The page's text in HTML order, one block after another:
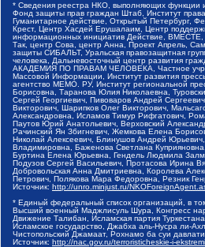
* Сведения реестра НКО, выполняющих функции
Фонд защиты прав граждан Штаб, Институт
Гуманитарное действие, Открытый Петербург,
Крест, Центр Хасдей Ерушалаим, Центр
информационных инициатив Действие, ВМЕСТЕ,
Так, центр Сова, центр Анна, Проект Апрель,
защиты СИБАЛЬТ, Уральская правозащитная
человека, Дальневосточный центр развития
АКАДЕМИЯ ПО ПРАВАМ ЧЕЛОВЕКА, Частное
Массовой Информации, Институт развития
агентство МЕМО. РУ, Институт региональной
Борисовна, Таранова Юлия Николаевна,
Сергей Георгиевич, Пивоваров Андрей
Викторович, Шарипков Олег Викторович,
Александровна, Исламов Тимур Рифгатович,
Паутов Юрий Анатольевич, Верховский
Рачинский Ян Збигневич, Жемкова Елена
Николай Алексеевич, Блинушов Андрей
Владимировна, Баженова Светлана
Буртина Елена Юрьевна, Гендель Людмила
Подузов Сергей Васильевич, Протасова Ирина
Добровольская Анна Дмитриевна, Королева
Петрович, Полякова Мара Федоровна, Резник
Источник: http://unro.minjust.ru/
* Единый федеральный список организаций, в
Высший военный Маджлисуль Шура, Конгресс
Движение Талибан, Исламская партия
Исламское государство, Джабха аль-Нусра ли-
Чистопольский Джамаат, Рохнамо ба суи
Источник: http://nac.gov.ru/terroristicheskie-i-